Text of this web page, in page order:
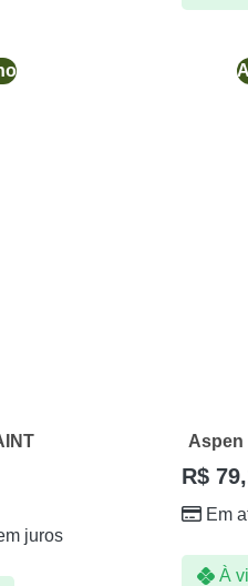
juros
Aspen
R$
Em
À